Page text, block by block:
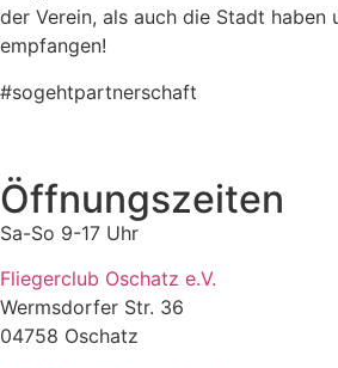
der Verein, als auch die Stadt haben
empfangen!
#sogehtpartnerschaft
Öffnungszeiten
Sa-So 9-17 Uhr
Fliegerclub Oschatz e.V.
Wermsdorfer Str. 36
04758 Oschatz